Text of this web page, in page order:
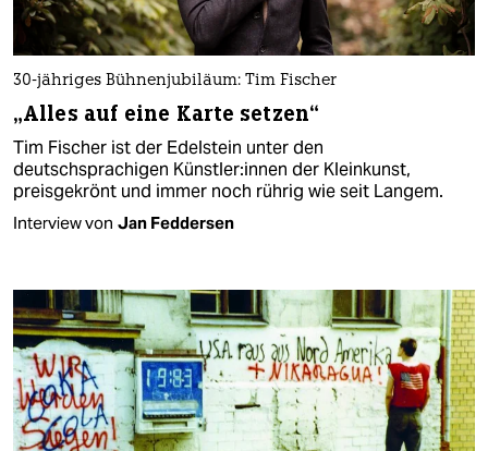
30-jähriges Bühnenjubiläum: Tim Fischer
„Alles auf eine Karte setzen“
Tim Fischer ist der Edelstein unter den
deutschsprachigen Künstler:innen der Kleinkunst,
preisgekrönt und immer noch rührig wie seit Langem.
Interview von Jan Feddersen